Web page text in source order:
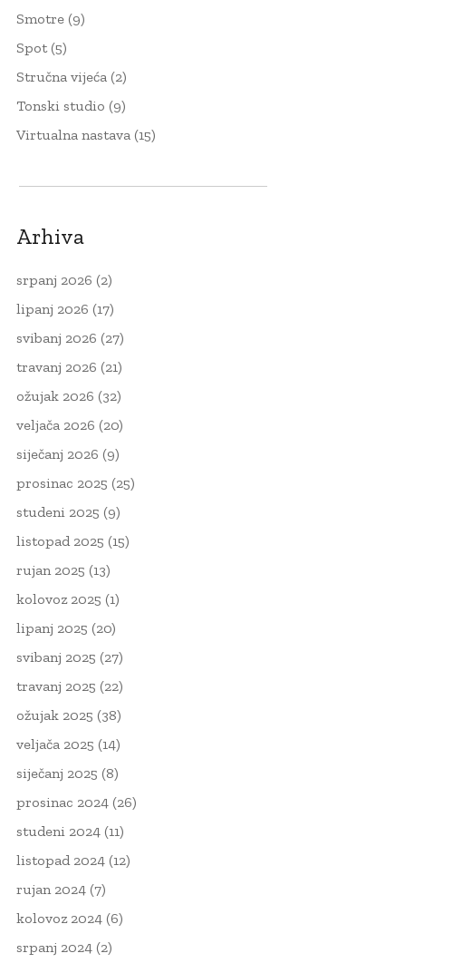
Smotre (9)
Spot(5)
Stručna vijeća (2)
Tonski studio (9)
Virtualna nastava (15)
Arhiva
srpanj 2026 (2)
lipanj 2026 (17)
svibanj 2026 (27)
travanj 2026 (21)
ožujak 2026 (32)
veljača 2026 (20)
siječanj 2026 (9)
prosinac 2025 (25)
studeni 2025 (9)
listopad 2025 (15)
rujan 2025 (13)
kolovoz 2025 (1)
lipanj 2025 (20)
svibanj 2025 (27)
travanj 2025 (22)
ožujak 2025 (38)
veljača 2025 (14)
siječanj 2025 (8)
prosinac 2024 (26)
studeni 2024 (11)
listopad 2024 (12)
rujan 2024 (7)
kolovoz 2024 (6)
srpanj 2024 (2)